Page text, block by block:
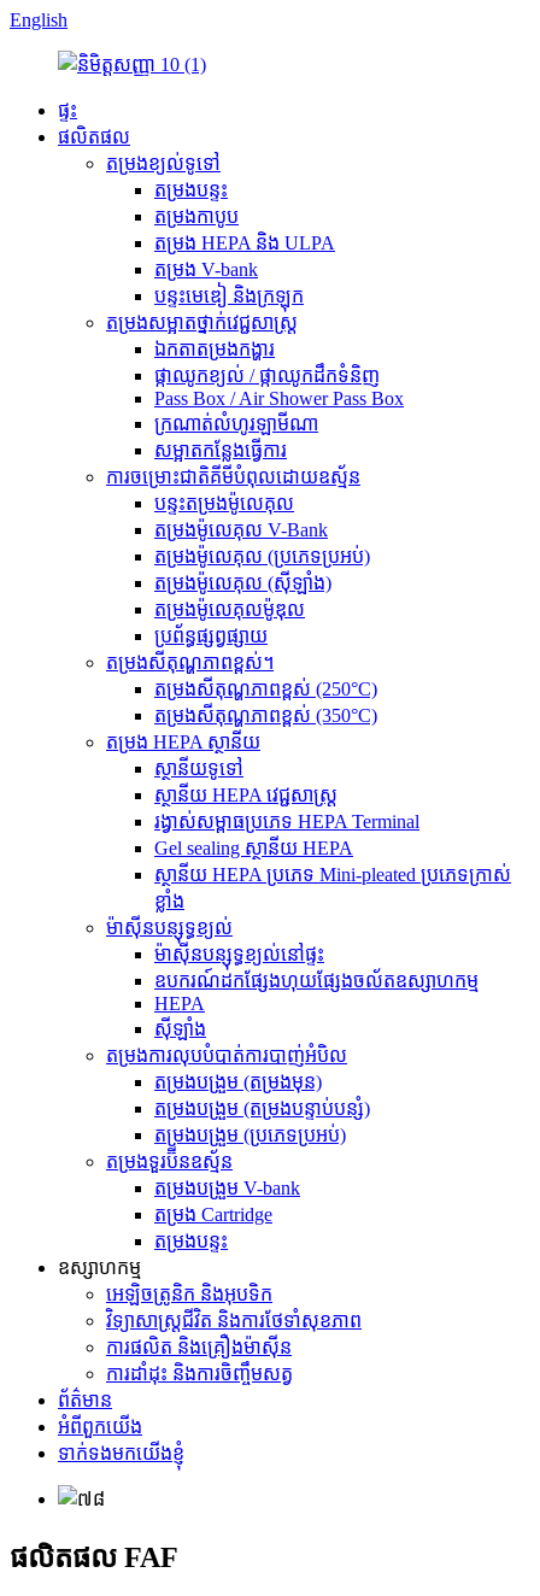
English
ផ្ទះ
ផលិតផល
តម្រងខ្យល់ទូទៅ
តម្រងបន្ទះ
តម្រងកាបូប
តម្រង HEPA និង ULPA
តម្រង V-bank
បន្ទះមេឌៀ និងក្រឡុក
តម្រងសម្អាតថ្នាក់វេជ្ជសាស្ត្រ
ឯកតាតម្រងកង្ហារ
ផ្កាឈូកខ្យល់ / ផ្កាឈូកដឹកទំនិញ
Pass Box / Air Shower Pass Box
ក្រណាត់លំហូរឡាមីណា
សម្អាតកន្លែងធ្វើការ
ការ​ចម្រោះ​ជាតិ​គីមី​បំពុល​ដោយ​ឧស្ម័ន
បន្ទះតម្រងម៉ូលេគុល
តម្រងម៉ូលេគុល V-Bank
តម្រងម៉ូលេគុល (ប្រភេទប្រអប់)
តម្រងម៉ូលេគុល (ស៊ីឡាំង)
តម្រងម៉ូលេគុលម៉ូឌុល
ប្រព័ន្ធផ្សព្វផ្សាយ
តម្រងសីតុណ្ហភាពខ្ពស់។
តម្រងសីតុណ្ហភាពខ្ពស់ (250°C)
តម្រងសីតុណ្ហភាពខ្ពស់ (350°C)
តម្រង HEPA ស្ថានីយ
ស្ថានីយទូទៅ
ស្ថានីយ HEPA វេជ្ជសាស្ត្រ
រង្វាស់សម្ពាធប្រភេទ HEPA Terminal
Gel sealing ស្ថានីយ HEPA
ស្ថានីយ HEPA ប្រភេទ Mini-pleated ប្រភេទក្រាស់
ខ្លាំង
ម៉ាស៊ីនបន្សុទ្ធខ្យល់
ម៉ាស៊ីនបន្សុទ្ធខ្យល់នៅផ្ទះ
ឧបករណ៍ដកផ្សែងហុយផ្សែងចល័តឧស្សាហកម្ម
HEPA
ស៊ីឡាំង
តម្រង​ការ​លុប​បំបាត់​ការ​បាញ់​អំបិល
តម្រងបង្រួម (តម្រងមុន)
តម្រងបង្រួម (តម្រងបន្ទាប់បន្សំ)
តម្រងបង្រួម (ប្រភេទប្រអប់)
តម្រងទួរប៊ីនឧស្ម័ន
តម្រងបង្រួម V-bank
តម្រង Cartridge
តម្រងបន្ទះ
ឧស្សាហកម្ម
អេឡិចត្រូនិក និងអុបទិក
វិទ្យាសាស្ត្រជីវិត និងការថែទាំសុខភាព
ការផលិត និងគ្រឿងម៉ាស៊ីន
ការដាំដុះ និងការចិញ្ចឹមសត្វ
ព័ត៌មាន
អំពីពួកយើង
ទាក់ទងមកយើងខ្ញុំ
ផលិតផល FAF